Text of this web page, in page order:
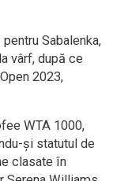
Sabalenka,
vârf, după ce
2023,
WTA 1000,
și statutul de
clasate în